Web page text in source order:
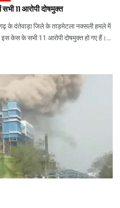
11 आरोपी दोषमुक्त
के दंतेवाड़ा जिले के ताड़मेटला नक्सली हमले में
केस के सभी 11 आरोपी दोषमुक्त हो गए हैं।
खारिज करते हुए निचली अदालत के बरी